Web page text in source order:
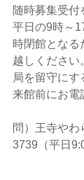
随時募集受付
平日の9時～
時閉館となる
越しください
局を留守にす
来館前にお電
問）王寺や
3739（平日